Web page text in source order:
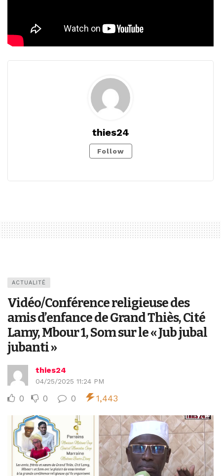
thies24
Follow
ACTUALITÉ
Vidéo/Conférence religieuse des
amis d’enfance de Grand Thiès, Cité
Lamy, Mbour 1, Som sur le « Jub jubal
jubanti »
thies24
04/25/2025 11:24 PM
0 0 0 1,443